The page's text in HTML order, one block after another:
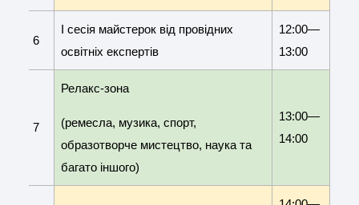
6
І сесія майстерок від провідних
освітніх експертів
12:00—
13:00
7
Релакс-зона
(ремесла, музика, спорт,
образотворче мистецтво, наука та
багато іншого)
13:00—
14:00